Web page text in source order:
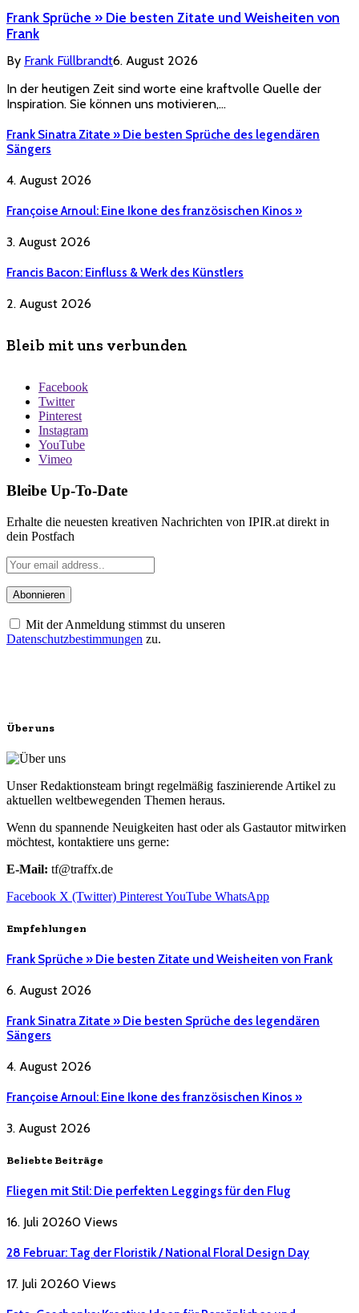
Frank Sprüche » Die besten Zitate und Weisheiten von
Frank
By Frank Füllbrandt6. August 2026
In der heutigen Zeit sind worte eine kraftvolle Quelle der
Inspiration. Sie können uns motivieren,…
Frank Sinatra Zitate » Die besten Sprüche des legendären
Sängers
4. August 2026
Françoise Arnoul: Eine Ikone des französischen Kinos »
3. August 2026
Francis Bacon: Einfluss & Werk des Künstlers
2. August 2026
Bleib mit uns verbunden
Facebook
Twitter
Pinterest
Instagram
YouTube
Vimeo
Bleibe Up-To-Date
Erhalte die neuesten kreativen Nachrichten von IPIR.at direkt in
dein Postfach
Mit der Anmeldung stimmst du unseren
Datenschutzbestimmungen zu.
Über uns
Unser Redaktionsteam bringt regelmäßig faszinierende Artikel zu
aktuellen weltbewegenden Themen heraus.
Wenn du spannende Neuigkeiten hast oder als Gastautor mitwirken
möchtest, kontaktiere uns gerne:
E-Mail: tf@traffx.de
Facebook X (Twitter) PinterestYouTube WhatsApp
Empfehlungen
Frank Sprüche » Die besten Zitate und Weisheiten von Frank
6. August 2026
Frank Sinatra Zitate » Die besten Sprüche des legendären
Sängers
4. August 2026
Françoise Arnoul: Eine Ikone des französischen Kinos »
3. August 2026
Beliebte Beiträge
Fliegen mit Stil: Die perfekten Leggings für den Flug
16. Juli 20260 Views
28 Februar: Tag der Floristik / National Floral Design Day
17. Juli 20260 Views